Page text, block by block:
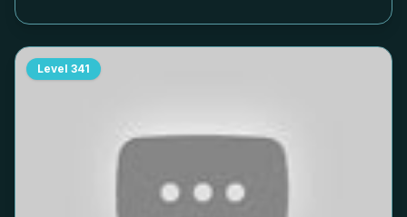
Level 341